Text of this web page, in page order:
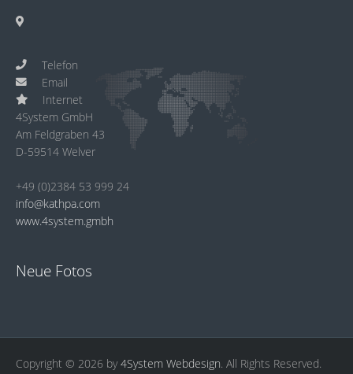
Telefon
Email
Internet
4System GmbH
Am Feldgraben 43
D-59514 Welver
+49 (0)2384 53 999 24
info@kathpa.com
www.4system.gmbh
Neue Fotos
Copyright © 2026 by4System Webdesign. All Rights Reserved.